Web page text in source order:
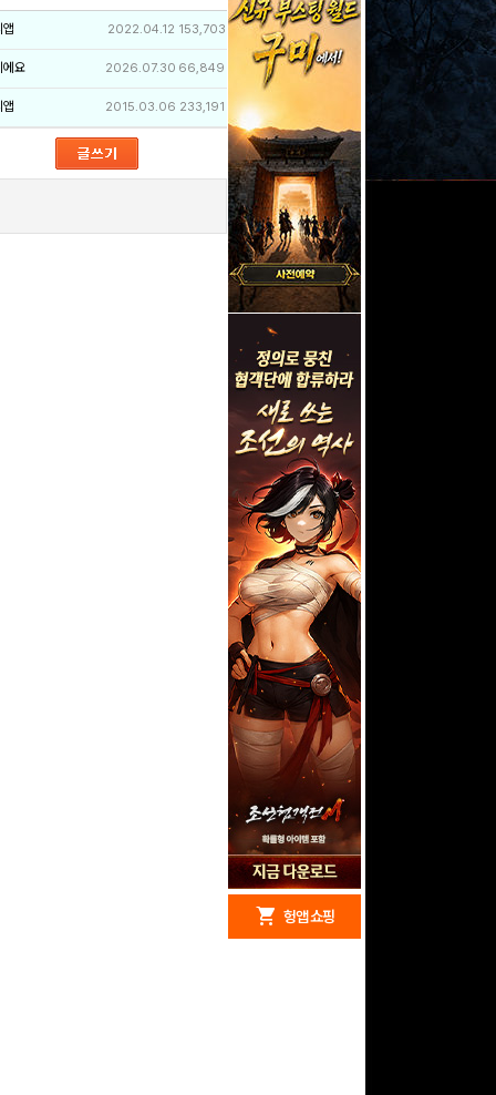
앱 2022.04.12 153,703
에요 2026.07.30 66,849
앱 2015.03.06 233,191
shopping_cart 헝앱 쇼핑